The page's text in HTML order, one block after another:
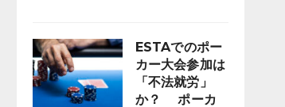
の
新
シ
コ
の
カ
ESTAでのポー
カー大会参加は
「不法就労」
か？ ポーカ